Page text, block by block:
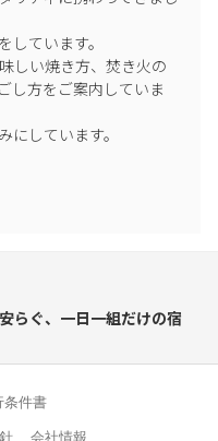
ています。
しい焼き方、焚き火の
し方をご案内していま
しています。
らぐ、一日一組だけの宿
条件書
会社情報